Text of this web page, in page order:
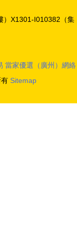
）X1301-I010382（集
當家優選（廣州）網絡
Sitemap